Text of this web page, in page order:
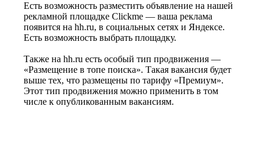
Есть возможность разместить объявление на нашей
рекламной площадке Clickme — ваша реклама
появится на hh.ru, в социальных сетях и Яндексе.
Есть возможность выбрать площадку.
Также на hh.ru есть особый тип продвижения —
«Размещение в топе поиска». Такая вакансия будет
выше тех, что размещены по тарифу «Премиум».
Этот тип продвижения можно применить в том
числе к опубликованным вакансиям.